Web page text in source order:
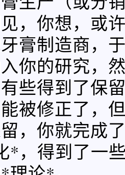
，你想，或
膏制造商，
你的研究，
些得到了保
被修正了，
，你就完成
*，得到了一